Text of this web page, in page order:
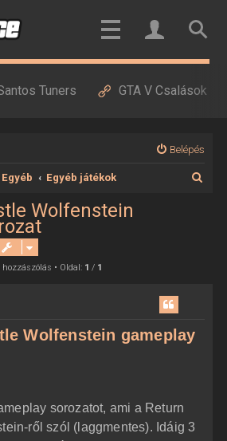
Tuners GTA V Csalások
Belépés
Egyéb Egyéb játékok
Wolfenstein
hozzászólás • Oldal: 1 / 1
Wolfenstein gameplay
sorozatot, ami a Return
ről szól (laggmentes). Idáig 3